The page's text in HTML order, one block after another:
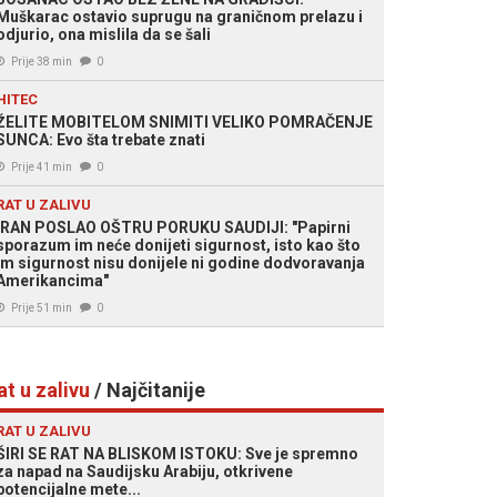
ostavio suprugu na graničnom prelazu i
ona mislila da se šali
Prije 38 min 0
MOBITELOM SNIMITI VELIKO POMRAČENJE
Evo šta trebate znati
Prije 41 min 0
U ZALIVU
POSLAO OŠTRU PORUKU SAUDIJI: "Papirni
im neće donijeti sigurnost, isto kao što
sigurnost nisu donijele ni godine dodvoravanja
Prije 51 min 0
u zalivu / Najčitanije
U ZALIVU
SE RAT NA BLISKOM ISTOKU: Sve je spremno
napad na Saudijsku Arabiju, otkrivene
mete...